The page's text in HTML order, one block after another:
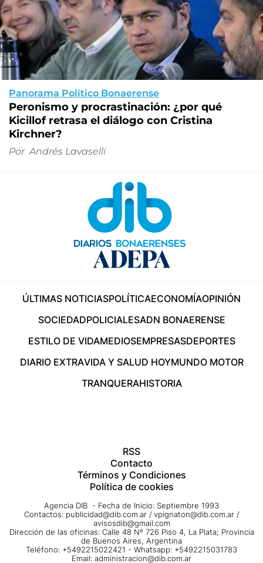
Panorama Político Bonaerense
Peronismo y procrastinación: ¿por qué
Kicillof retrasa el diálogo con Cristina
Kirchner?
Por Andrés Lavaselli
ÚLTIMAS NOTICIASPOLÍTICAECONOMÍAOPINIÓN
SOCIEDADPOLICIALESADN BONAERENSE
ESTILO DE VIDAMEDIOSEMPRESASDEPORTES
DIARIO EXTRAVIDA Y SALUD HOYMUNDO MOTOR
TRANQUERAHISTORIA
RSS
Contacto
Términos y Condiciones
Política de cookies
Agencia DIB - Fecha de Inicio: Septiembre 1993
Contactos: publicidad@dib.com.ar / vpignaton@dib.com.ar /
avisosdib@gmail.com
Dirección de las oficinas: Calle 48 Nº 726 Piso 4, La Plata; Provincia
de Buenos Aires, Argentina
Teléfono: +5492215022421 - Whatsapp: +5492215031783
Email: administracion@dib.com.ar